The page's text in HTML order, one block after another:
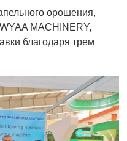
орошения,
MACHINERY,
благодаря трем